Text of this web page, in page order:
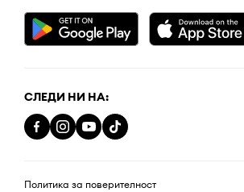
СЛЕДИ НИ НА:
Политика за поверителност